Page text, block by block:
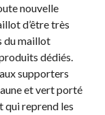
nouvelle
d’être très
du maillot
dédiés.
supporters
et vert porté
qui reprend les